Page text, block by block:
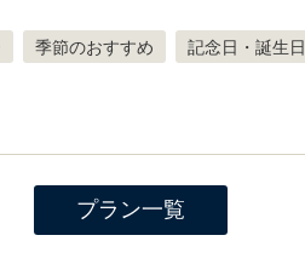
季節のおすすめ 記念日・誕生日
プラン一覧